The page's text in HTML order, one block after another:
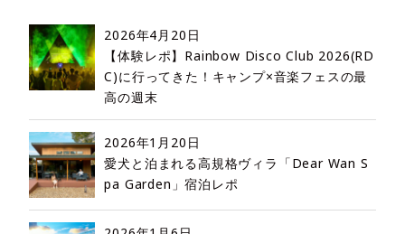
2026年4月20日
【体験レポ】Rainbow Disco Club 2026(RD
C)に行ってきた！キャンプ×音楽フェスの最
高の週末
2026年1月20日
愛犬と泊まれる高規格ヴィラ「Dear Wan S
pa Garden」宿泊レポ